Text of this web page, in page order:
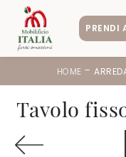
PRENDI
HOME -
Tavolo